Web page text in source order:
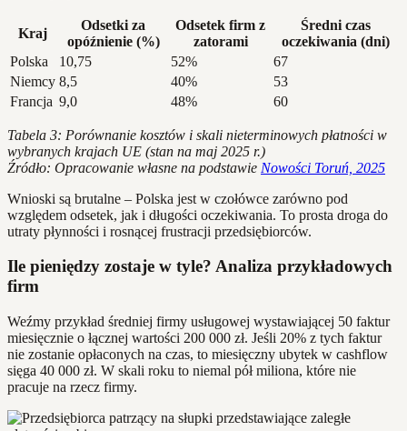
Kraj
Odsetki za
opóźnienie (%)
Odsetek firm z
zatorami
Średni czas
oczekiwania (dni)
Polska
10,75 52%
67
Niemcy 8,5 40%
53
Francja 9,0 48% 60
Tabela 3: Porównanie kosztów i skali nieterminowych płatności w
wybranych krajach UE (stan na maj 2025 r.)
Źródło: Opracowanie własne na podstawie Nowości Toruń, 2025
Wnioski są brutalne – Polska jest w czołówce zarówno pod
względem odsetek, jak i długości oczekiwania. To prosta droga do
utraty płynności i rosnącej frustracji przedsiębiorców.
Ile pieniędzy zostaje w tyle? Analiza przykładowych
firm
Weźmy przykład średniej firmy usługowej wystawiającej 50 faktur
miesięcznie o łącznej wartości 200 000 zł. Jeśli 20% z tych faktur
nie zostanie opłaconych na czas, to miesięczny ubytek w cashflow
sięga 40 000 zł. W skali roku to niemal pół miliona, które nie
pracuje na rzecz firmy.